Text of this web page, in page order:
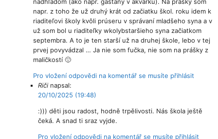
napr. z toho že už druhý krát od začiatku škol. roku idem k
riaditeľovi školy kvôli prúseru v správaní mladšeho syna a v
už som bol u riaditeľky wkolybstaršieho syna začiatkom
septembra. A to je ten starší už na druhej škole, lebo v tej
prvej povyvádzal … Ja nie som fučka, nie som na prášky z
maličkostí 🙂
Pro vložení odpovědi na komentář se musíte přihlásit
Riči napsal:
20/10/2025 (19:48)
:))) děti jsou radost, hodně trpělivosti. Nás škola ještě
čeká. A snad ti sraz vyjde.
Pro vložení odpovědi na komentář se musíte přihlásit